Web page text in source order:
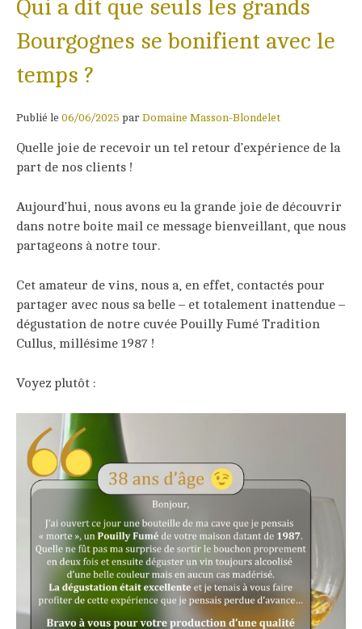
Qui a dit que seuls les grands
Bourgognes se bonifient avec le
temps ?
Publié le 06/06/2025 par Domaine Masson-Blondelet
Quelle joie de recevoir un tel retour d’expérience de la
part de nos clients !
Aujourd’hui, nous avons eu la grande joie de découvrir
dans notre boite mail ce message bienveillant, que nous
partageons à notre tour.
Cet amateur de vins, nous a, en effet, contactés pour
partager avec nous sa belle – et totalement inattendue –
dégustation de notre cuvée Pouilly Fumé Tradition
Cullus, millésime 1987 !
Voyez plutôt :